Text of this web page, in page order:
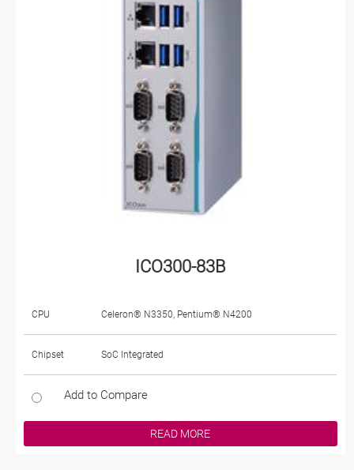
ICO300-83B
CPU Celeron® N3350, Pentium® N4200
Chipset SoC Integrated
Add to Compare
READ MORE